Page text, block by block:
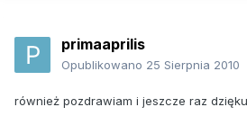
primaaprilis
Opublikowano 25 Sierpnia 2010
również pozdrawiam i jeszcze raz